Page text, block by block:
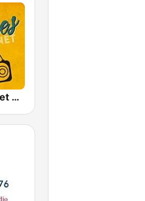
Oldies Internet Radio